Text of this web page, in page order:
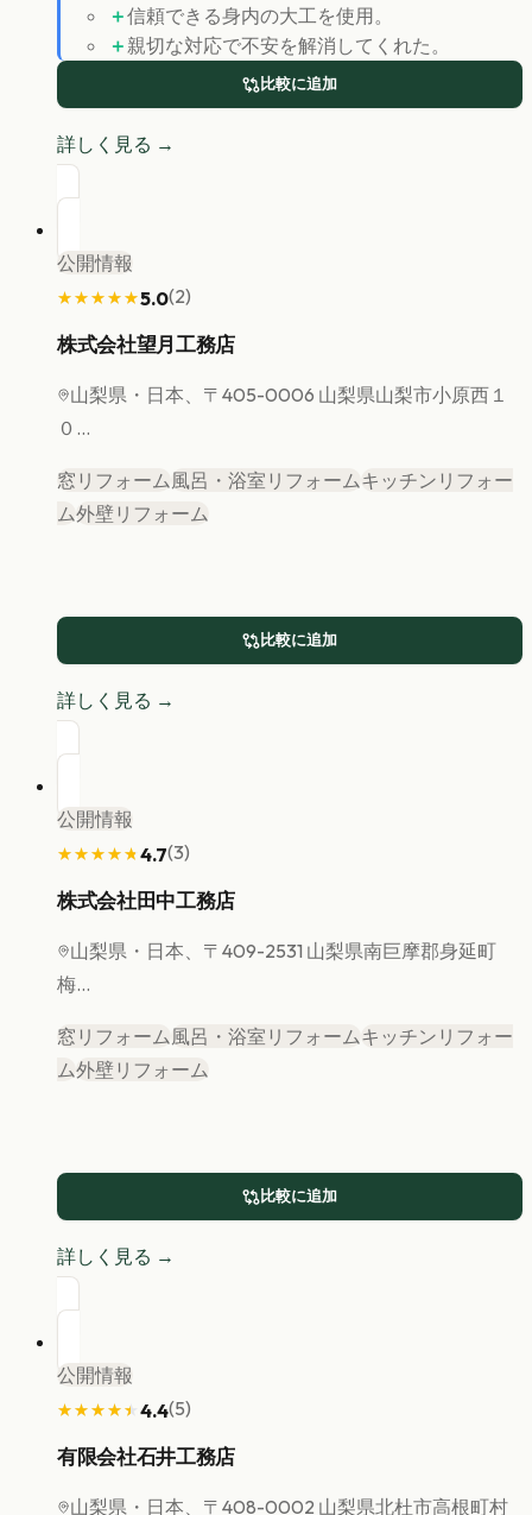
＋信頼できる身内の大工を使用。
＋親切な対応で不安を解消してくれた。
比較に追加
詳しく見る →
公開情報
★★★★★
★★★★★5.0(2)
株式会社望月工務店
山梨県 ・日本、〒405-0006 山梨県山梨市小原西１
０...
窓リフォーム 風呂・浴室リフォームキッチンリフォー
ム外壁リフォーム
比較に追加
詳しく見る →
公開情報
★★★★★
★★★★★ 4.7(3)
株式会社田中工務店
山梨県 ・日本、〒409-2531 山梨県南巨摩郡身延町
梅...
窓リフォーム 風呂・浴室リフォームキッチンリフォー
ム外壁リフォーム
比較に追加
詳しく見る →
公開情報
★★★★★
★★★★★ 4.4(5)
有限会社石井工務店
山梨県 ・日本、〒408-0002 山梨県北杜市高根町村